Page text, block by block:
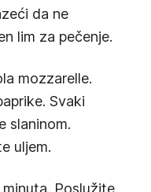
da ne
lim za pečenje.
mozzarelle.
Svaki
slaninom.
uljem.
Poslužite